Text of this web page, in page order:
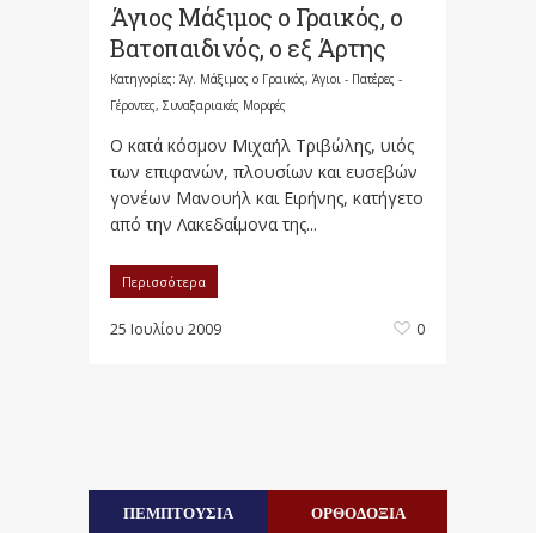
Άγιος Μάξιμος ο Γραικός, ο
Βατοπαιδινός, ο εξ Άρτης
Κατηγορίες: Άγ. Μάξιμος ο Γραικός, Άγιοι - Πατέρες -
Γέροντες, Συναξαριακές Μορφές
Ο κατά κόσμον Μιχαήλ Τριβώλης, υιός
των επιφανών, πλουσίων και ευσεβών
γονέων Μανουήλ και Ειρήνης, κατήγετο
από την Λακεδαίμονα της...
Περισσότερα
25 Ιουλίου 2009 0
ΠΕΜΠΤΟΥΣΙΑ ΟΡΘΟΔΟΞΙΑ